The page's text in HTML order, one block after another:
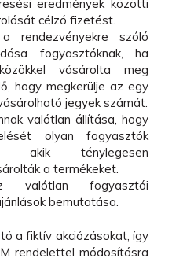
eredmények közötti
célzó fizetést.
rendezvényekre szóló
fogyasztóknak, ha
vásárolta meg
hogy megkerülje az egy
jegyek számát.
valótlan állítása, hogy
olyan fogyasztók
akik ténylegesen
a termékeket.
valótlan fogyasztói
bemutatása.
a fiktív akciózásokat, így
rendelettel módosításra